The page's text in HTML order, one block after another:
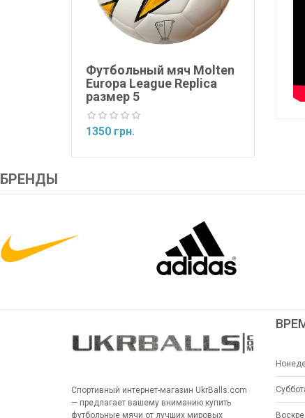
Футбольный мяч Molten
Europa League Replica
размер 5
1350 грн.
БРЕНДЫ
Спортивный интернет-магазин UkrBalls.com
— предлагает вашему вниманию купить
футбольные мячи от лучших мировых